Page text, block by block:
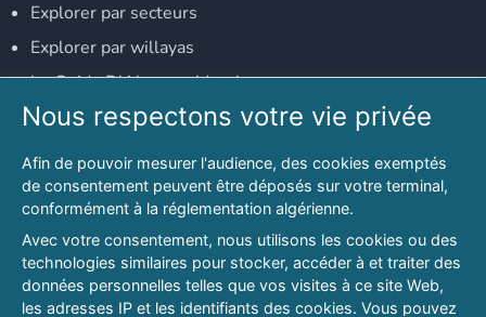
Explorer par secteurs
Explorer par willayas
Le Guide D'Alger, guide-alger.com
NOS RÉSEAUX SOCIAUX
Notre page Facebook
Notre page LinkedIn
Notre page Instagram
Notre page Twitter
Nous respectons votre vie privée
Afin de pouvoir mesurer l'audience, des cookies exemptés
de consentement peuvent être déposés sur votre terminal,
conformément à la réglementation algérienne.
Avec votre consentement, nous utilisons les cookies ou des
technologies similaires pour stocker, accéder à et traiter des
données personnelles telles que vos visites à ce site Web,
les adresses IP et les identifiants des cookies. Vous pouvez